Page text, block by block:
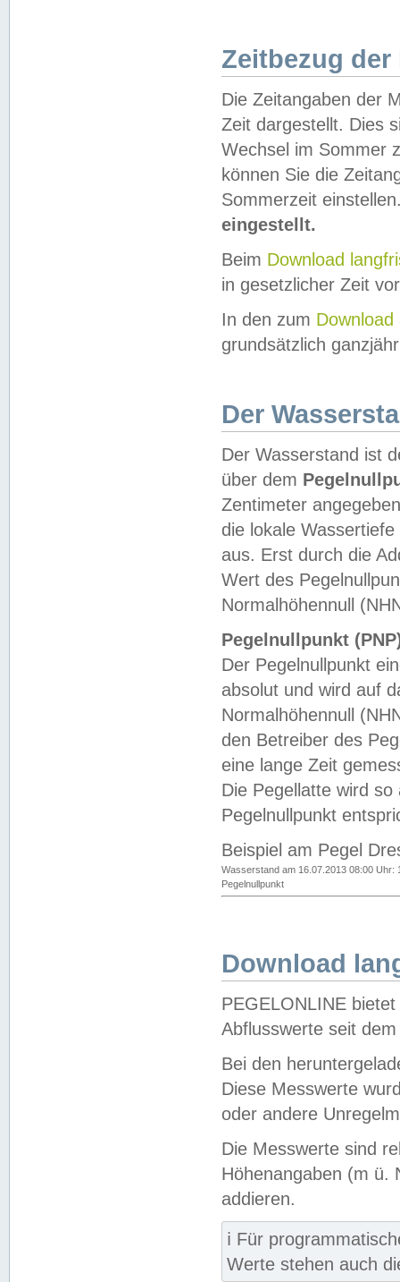
Zeitbezug der
Die Zeitangaben der
Zeit dargestellt. Dies
Wechsel im Sommer
können Sie die
Sommerzeit
eingestellt.
Beim Download
in gesetzlicher Zeit
In den zum Download
grundsätzlich
Der
Der Wasserstand ist
über dem
Zentimeter
die lokale
aus. Erst durch die
Wert des
Normalhöhennull
Pegelnullpunkt
Der Pegelnullpunkt
absolut und wird auf
Normalhöhennull
den Betreiber des
eine lange Zeit
Die Pegellatte wird
Pegelnullpunkt
Beispiel am Pegel
Wasserstand am 16.07.2013 08:00 Uhr:
Pegelnullpunkt
Download
PEGELONLINE
Abflusswerte seit
Bei den
Diese Messwerte
oder andere
Die Messwerte sind
Höhenangaben (m ü.
addieren.
ℹ️ Für
Werte stehen auch